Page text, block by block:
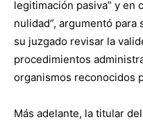
legitimación pasiva” y en
nulidad”, argumentó para
su juzgado revisar la
procedimientos
organismos reconocidos
Más adelante, la titular